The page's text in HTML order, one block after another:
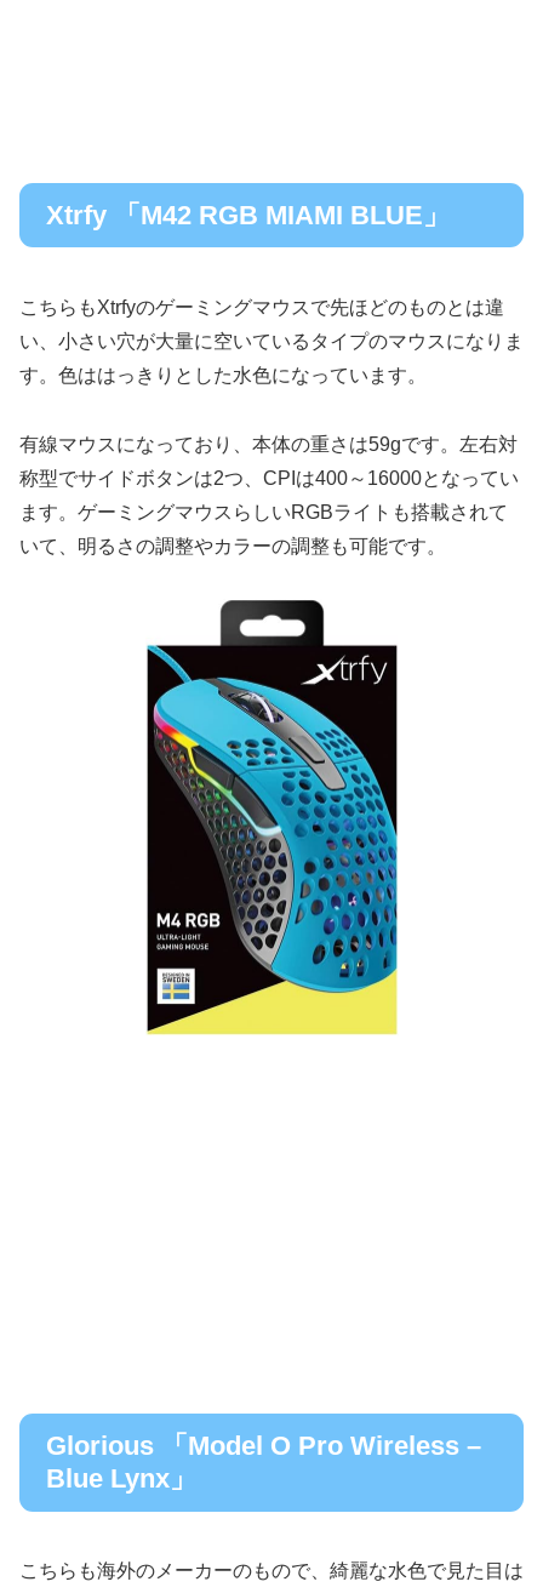
Xtrfy 「M42 RGB MIAMI BLUE」
こちらもXtrfyのゲーミングマウスで先ほどのものとは違
い、小さい穴が大量に空いているタイプのマウスになりま
す。色ははっきりとした水色になっています。
有線マウスになっており、本体の重さは59gです。左右対
称型でサイドボタンは2つ、CPIは400～16000となってい
ます。ゲーミングマウスらしいRGBライトも搭載されて
いて、明るさの調整やカラーの調整も可能です。
Glorious 「Model O Pro Wireless –
Blue Lynx」
こちらも海外のメーカーのもので、綺麗な水色で見た目は